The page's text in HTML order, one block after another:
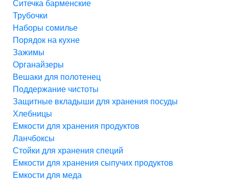
Ситечка барменские
Трубочки
Наборы сомилье
Порядок на кухне
Зажимы
Органайзеры
Вешаки для полотенец
Поддержание чистоты
Защитные вкладыши для хранения посуды
Хлебницы
Емкости для хранения продуктов
Ланчбоксы
Стойки для хранения специй
Емкости для хранения сыпучих продуктов
Емкости для меда